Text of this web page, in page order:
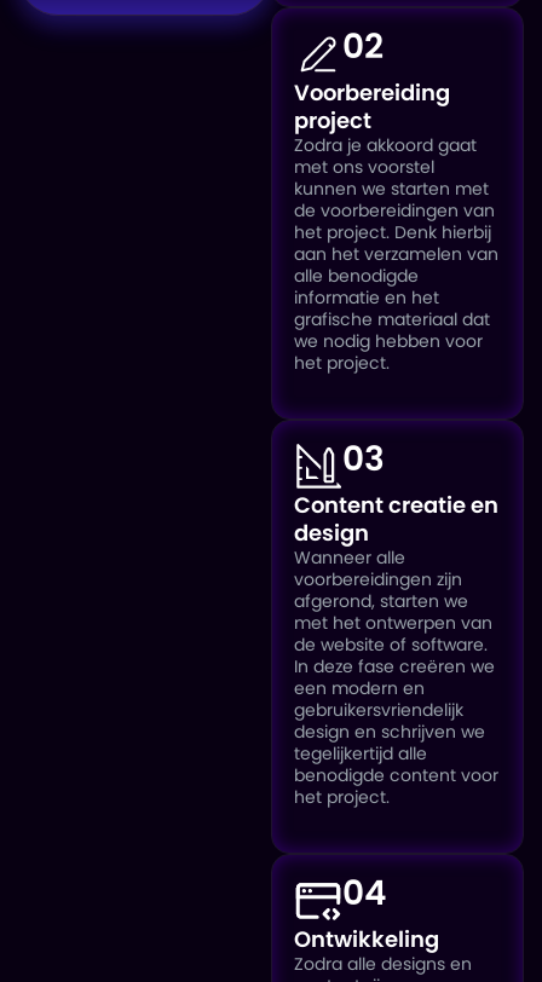
02
Voorbereiding
project
Zodra je akkoord gaat
met ons voorstel
kunnen we starten met
de voorbereidingen van
het project. Denk hierbij
aan het verzamelen van
alle benodigde
informatie en het
grafische materiaal dat
we nodig hebben voor
het project.
03
Content creatie en
design
Wanneer alle
voorbereidingen zijn
afgerond, starten we
met het ontwerpen van
de website of software.
In deze fase creëren we
een modern en
gebruikersvriendelijk
design en schrijven we
tegelijkertijd alle
benodigde content voor
het project.
04
Ontwikkeling
Zodra alle designs en